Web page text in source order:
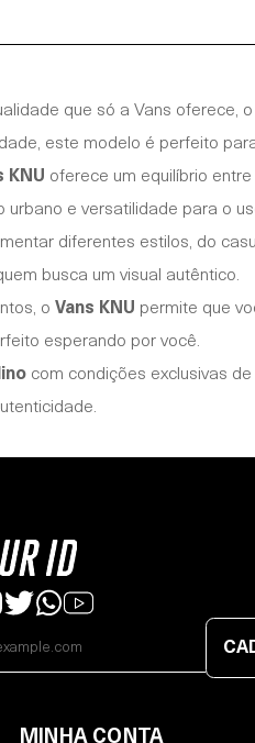
que só a Vans oferece, o
este modelo é perfeito
KNU oferece um equilíbrio
e versatilidade para o
diferentes estilos, do
busca um visual autêntico.
o Vans KNU permite que
esperando por você.
com condições exclusivas
MINHA CONTA